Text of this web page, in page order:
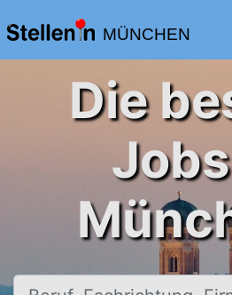
MÜNCHEN
Die
Beruf, Fachrichtung, Firma